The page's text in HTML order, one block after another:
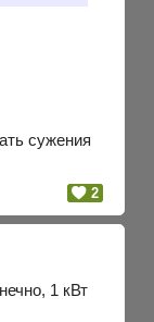
сужения
2
1 кВт